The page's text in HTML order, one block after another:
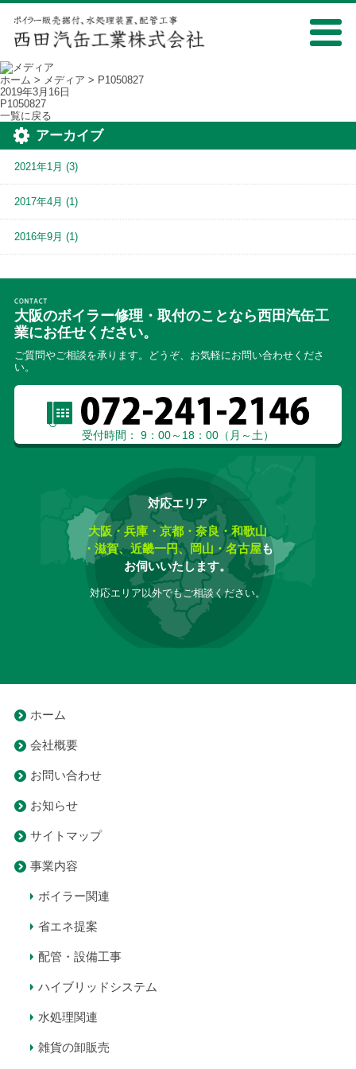
ホーム > メディア > P1050827
2019年3月16日
P1050827
一覧に戻る
アーカイブ
2021年1月 (3)
2017年4月 (1)
2016年9月 (1)
大阪のボイラー修理・取付のことなら西田汽缶工
業にお任せください。
ご質問やご相談を承ります。どうぞ、お気軽にお問い合わせくださ
い。
受付時間： 9：00～18：00（月～土）
対応エリア
大阪・兵庫・京都・奈良・和歌山
・滋賀、近畿一円、岡山・名古屋も
お伺いいたします。
対応エリア以外でもご相談ください。
ホーム
会社概要
お問い合わせ
お知らせ
サイトマップ
事業内容
ボイラー関連
省エネ提案
配管・設備工事
ハイブリッドシステム
水処理関連
雑貨の卸販売